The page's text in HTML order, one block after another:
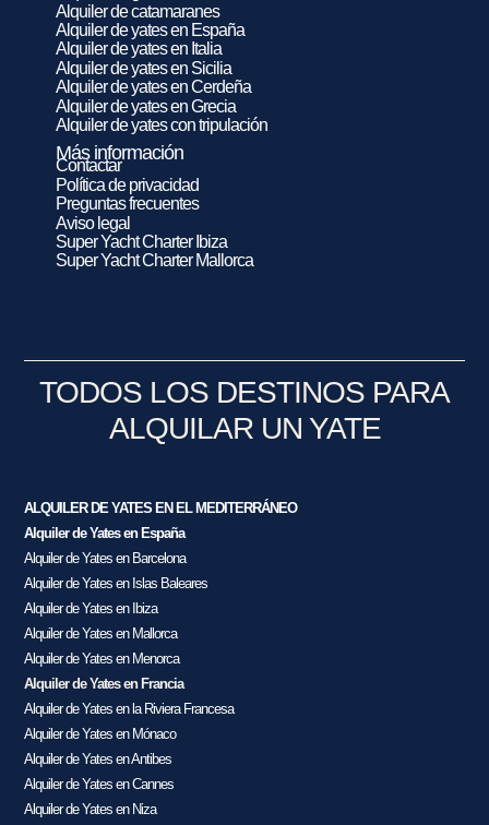
Alquiler de catamaranes
Alquiler de yates en España
Alquiler de yates en Italia
Alquiler de yates en Sicilia
Alquiler de yates en Cerdeña
Alquiler de yates en Grecia
Alquiler de yates con tripulación
Más información
Contactar
Política de privacidad
Preguntas frecuentes
Aviso legal
Super Yacht Charter Ibiza
Super Yacht Charter Mallorca
TODOS LOS DESTINOS PARA
ALQUILAR UN YATE
ALQUILER DE YATES EN EL MEDITERRÁNEO
Alquiler de Yates en España
Alquiler de Yates en Barcelona
Alquiler de Yates en Islas Baleares
Alquiler de Yates en Ibiza
Alquiler de Yates en Mallorca
Alquiler de Yates en Menorca
Alquiler de Yates en Francia
Alquiler de Yates en la Riviera Francesa
Alquiler de Yates en Mónaco
Alquiler de Yates en Antibes
Alquiler de Yates en Cannes
Alquiler de Yates en Niza